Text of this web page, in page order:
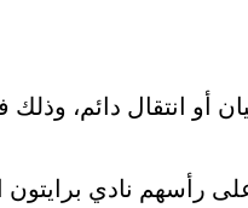
أو انتقال دائم،
رأسهم نادي برايتون